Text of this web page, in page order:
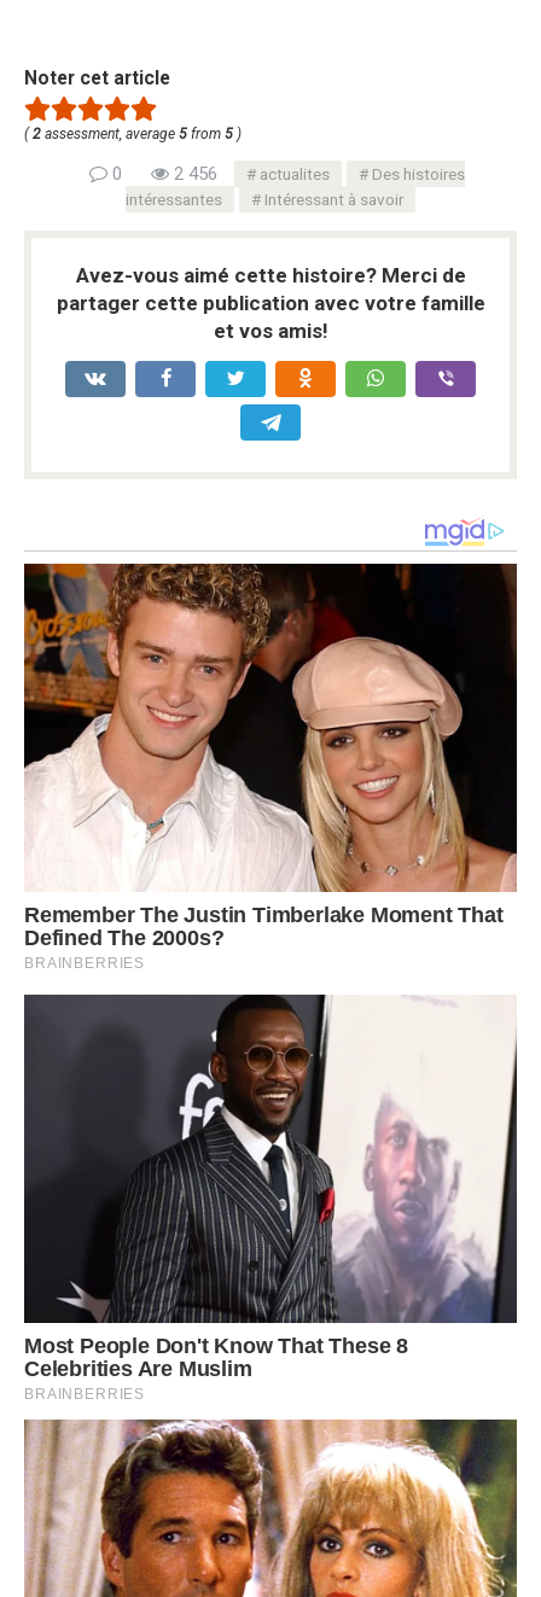
Noter cet article
( 2 assessment, average 5 from 5 )
0 2 456 actualites
Des histoires
intéressantes
Intéressant à savoir
Avez-vous aimé cette histoire? Merci de
partager cette publication avec votre famille
et vos amis!